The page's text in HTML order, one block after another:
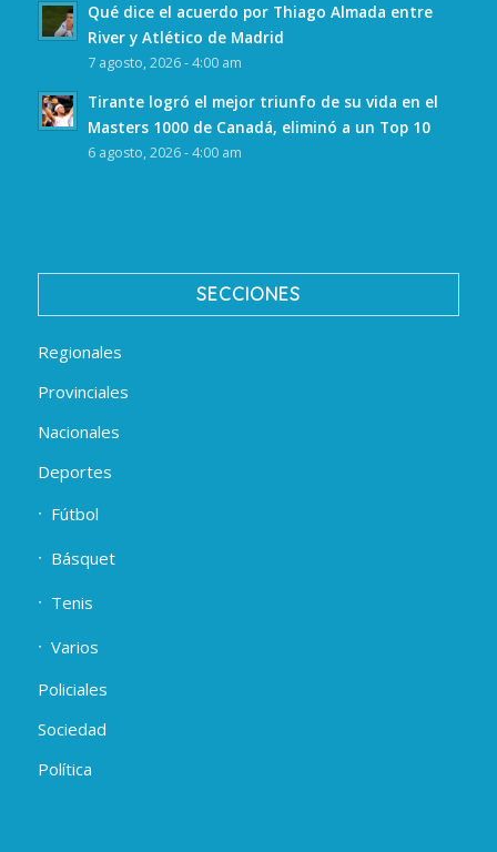
Qué dice el acuerdo por Thiago Almada entre
River y Atlético de Madrid
7 agosto, 2026 - 4:00 am
Tirante logró el mejor triunfo de su vida en el
Masters 1000 de Canadá, eliminó a un Top 10
6 agosto, 2026 - 4:00 am
SECCIONES
Regionales
Provinciales
Nacionales
Deportes
Fútbol
Básquet
Tenis
Varios
Policiales
Sociedad
Política